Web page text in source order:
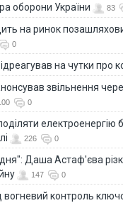
оборони України
83
на ринок
0
на чутки про
звільнення
0
226 0
Даша Астаф'єва
147 0
вогневий контроль